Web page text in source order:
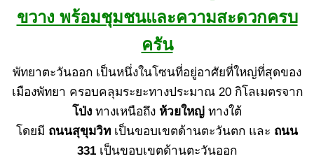
ขวาง พร้อมชุมชนและความสะดวกครบ
ครัน
พัทยาตะวันออก เป็นหนึ่งในโซนที่อยู่อาศัยที่ใหญ่ที่สุดของ
เมืองพัทยา ครอบคลุมระยะทางประมาณ 20 กิโลเมตรจาก
โป่ง ทางเหนือถึง ห้วยใหญ่ ทางใต้
โดยมี ถนนสุขุมวิท เป็นขอบเขตด้านตะวันตก และ ถนน
331 เป็นขอบเขตด้านตะวันออก